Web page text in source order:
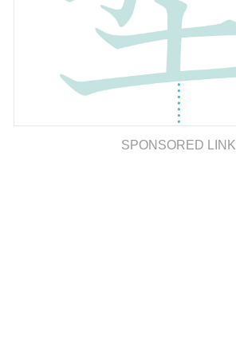
SPONSORED LINK